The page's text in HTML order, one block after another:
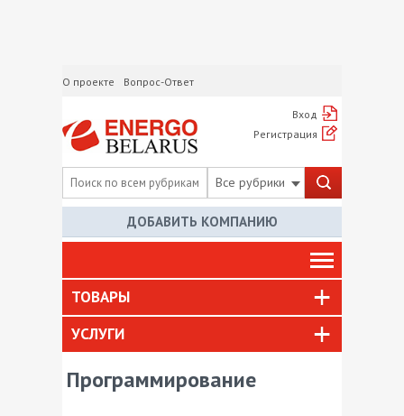
О проекте Вопрос-Ответ
Вход
Регистрация
Все рубрики
ДОБАВИТЬ КОМПАНИЮ
ТОВАРЫ
УСЛУГИ
Программирование